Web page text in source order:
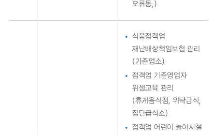
오류동,)
식품접객업
재난배상책임보험 관리
(기존업소)
접객업 기존영업자
위생교육 관리
(휴게음식점, 위탁급식,
집단급식소)
접객업 어린이 놀이시설